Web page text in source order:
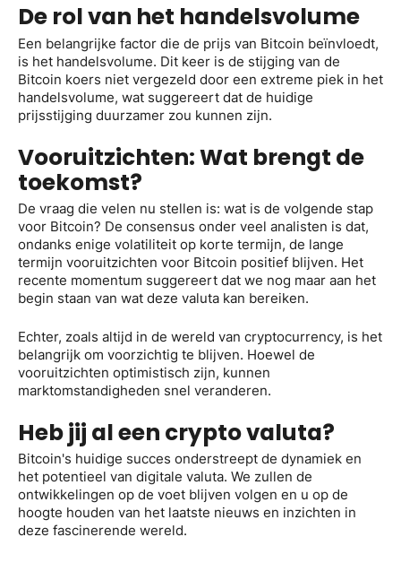
De rol van het handelsvolume
Een belangrijke factor die de prijs van Bitcoin beïnvloedt,
is het handelsvolume. Dit keer is de stijging van de
Bitcoin koers niet vergezeld door een extreme piek in het
handelsvolume, wat suggereert dat de huidige
prijsstijging duurzamer zou kunnen zijn.
Vooruitzichten: Wat brengt de
toekomst?
De vraag die velen nu stellen is: wat is de volgende stap
voor Bitcoin? De consensus onder veel analisten is dat,
ondanks enige volatiliteit op korte termijn, de lange
termijn vooruitzichten voor Bitcoin positief blijven. Het
recente momentum suggereert dat we nog maar aan het
begin staan van wat deze valuta kan bereiken.
Echter, zoals altijd in de wereld van cryptocurrency, is het
belangrijk om voorzichtig te blijven. Hoewel de
vooruitzichten optimistisch zijn, kunnen
marktomstandigheden snel veranderen.
Heb jij al een crypto valuta?
Bitcoin's huidige succes onderstreept de dynamiek en
het potentieel van digitale valuta. We zullen de
ontwikkelingen op de voet blijven volgen en u op de
hoogte houden van het laatste nieuws en inzichten in
deze fascinerende wereld.